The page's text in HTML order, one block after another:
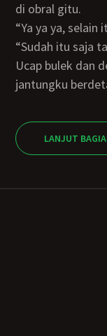
di obral gitu.
“Ya ya ya,
“sudah itu saja tapi kalo kamu mau juga gapapa”
Ucap bulek dan
jantungku
LANJUT